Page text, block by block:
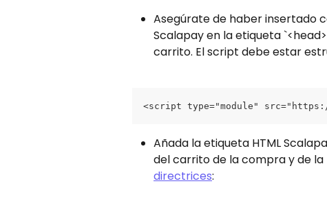
Asegúrate de haber insertado
Scalapay en la etiqueta
carrito. El script debe estar
<script type="module"
Añada la etiqueta HTML
del carrito de la compra y de
directrices: